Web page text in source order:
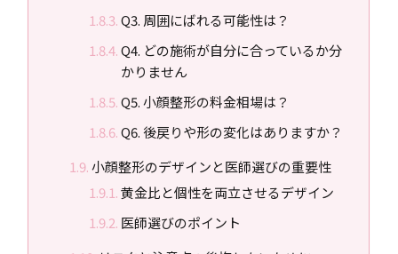
Q3. 周囲にばれる可能性は？
Q4. どの施術が自分に合っているか分
かりません
Q5. 小顔整形の料金相場は？
Q6. 後戻りや形の変化はありますか？
小顔整形のデザインと医師選びの重要性
黄金比と個性を両立させるデザイン
医師選びのポイント